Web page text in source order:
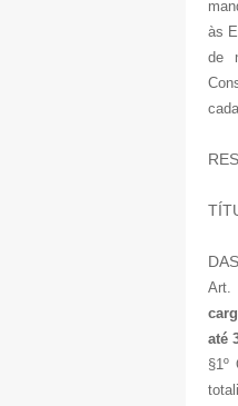
às
de
Art.
até
§1º